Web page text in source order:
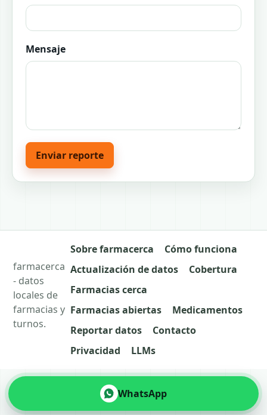
Mensaje
Enviar reporte
WhatsApp
farmacerca
- datos
locales de
farmacias y
turnos.
Sobre farmacerca
Cómo funciona
Actualización de datos
Cobertura
Farmacias cerca
Farmacias abiertas
Medicamentos
Reportar datos
Contacto
Privacidad
LLMs